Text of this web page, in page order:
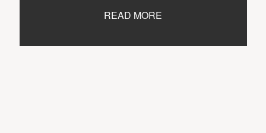
READ MORE